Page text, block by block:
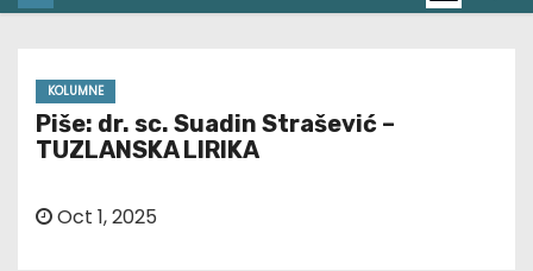
KOLUMNE
Piše: dr. sc. Suadin Strašević –
TUZLANSKA LIRIKA
Oct 1, 2025